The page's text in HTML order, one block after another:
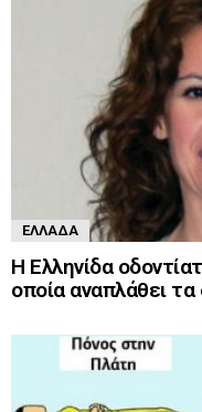
ΕΛΛΆΔΑ
Η Ελληνίδα
οποία αναπλάθει